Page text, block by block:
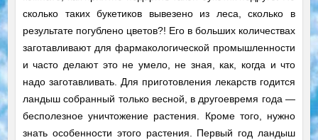
сколько таких букетиков вывезено из леса, сколько в
результате погублено цветов?! Его в больших количествах
заготавливают для фармакологической промышленности
и часто делают это не умело, не зная, как, когда и что
надо заготавливать. Для приготовления лекарств годится
ландыш собранный только весной, в другоевремя года —
бесполезное уничтожение растения. Кроме того, нужно
знать особенности этого растения. Первый год ландыш